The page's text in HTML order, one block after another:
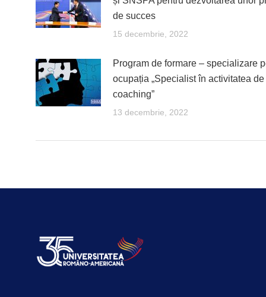
de succes
15 decembrie, 2022
Program de formare – specializare
ocupația „Specialist în activitatea de
coaching”
13 decembrie, 2022